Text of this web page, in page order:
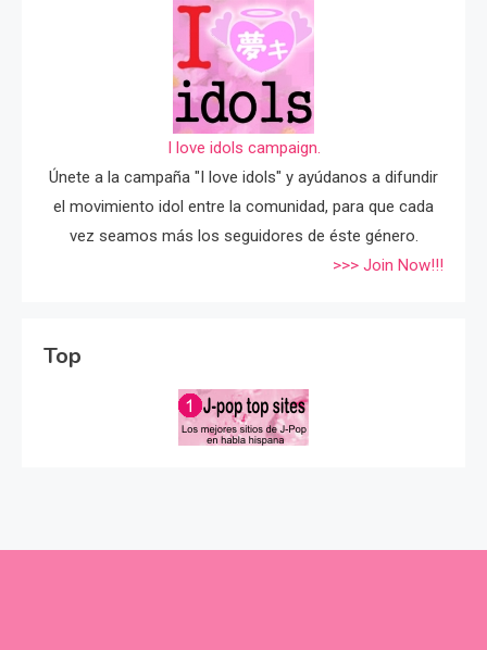
I love idols campaign.
Únete a la campaña "I love idols" y ayúdanos a difundir
el movimiento idol entre la comunidad, para que cada
vez seamos más los seguidores de éste género.
>>> Join Now!!!
Top